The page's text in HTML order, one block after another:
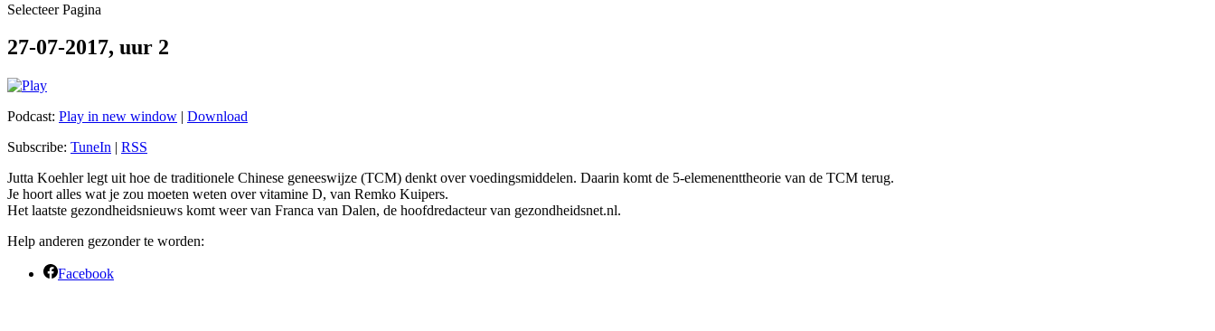
Selecteer Pagina
27-07-2017, uur 2
Podcast: Play in new window | Download
Subscribe: TuneIn | RSS
Jutta Koehler legt uit hoe de traditionele Chinese geneeswijze (TCM) denkt over voedingsmiddelen. Daarin komt de 5-elemenenttheorie van de TCM terug.
Je hoort alles wat je zou moeten weten over vitamine D, van Remko Kuipers.
Het laatste gezondheidsnieuws komt weer van Franca van Dalen, de hoofdredacteur van gezondheidsnet.nl.
Help anderen gezonder te worden:
Facebook